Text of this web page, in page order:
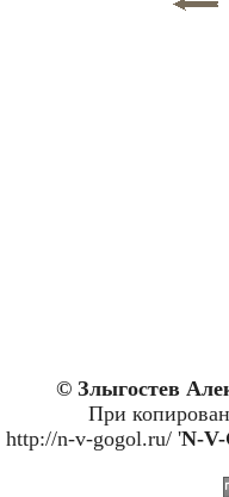
© Злыгостев
При
http://n-v-gogol.ru/ 'N-